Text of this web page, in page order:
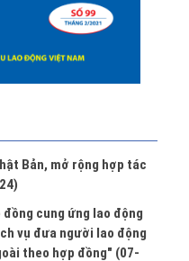
Bản, mở rộng hợp tác
cung ứng lao động
vụ đưa người lao động
theo hợp đồng" (07-